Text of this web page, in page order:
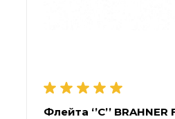
Флейта ‘’C’’ BRAHNER